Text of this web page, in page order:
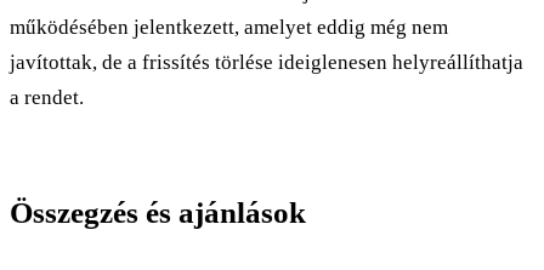
működésében jelentkezett, amelyet eddig még nem
javítottak, de a frissítés törlése ideiglenesen helyreállíthatja
a rendet.
Összegzés és ajánlások